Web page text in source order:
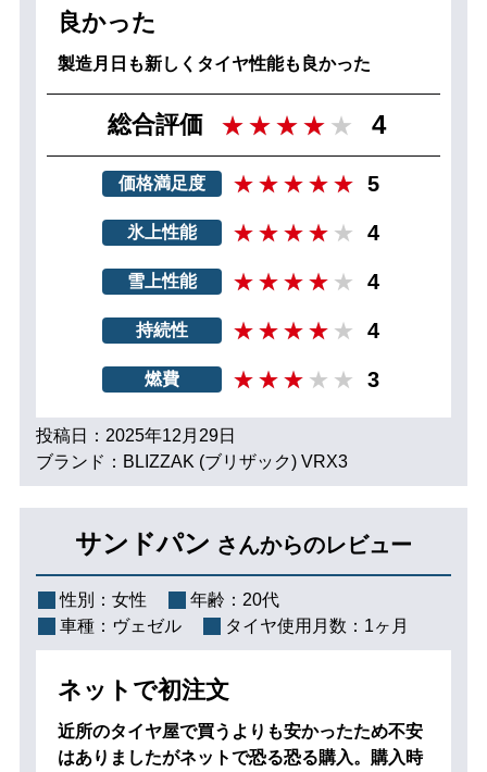
良かった
製造月日も新しくタイヤ性能も良かった
総合評価 4
価格満足度 5
氷上性能 4
雪上性能 4
持続性 4
燃費 3
投稿日：2025年12月29日
ブランド：BLIZZAK (ブリザック) VRX3
サンドパン さんからのレビュー
性別： 女性 年齢： 20代
車種： ヴェゼル タイヤ使用月数： 1ヶ月
ネットで初注文
近所のタイヤ屋で買うよりも安かったため不安
はありましたがネットで恐る恐る購入。購入時